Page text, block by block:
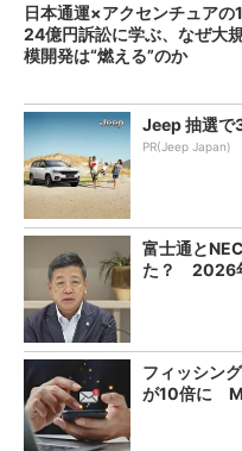
日本通運×アクセンチュアの1
24億円訴訟に学ぶ、なぜ大
模開発は“燃える”のか
Jeep 抽選で
PR(Jeep Japan)
富士通と
た？ 2026
フィッシン
が10倍に